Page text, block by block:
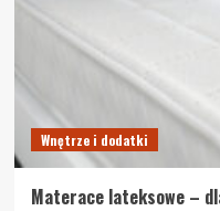
Wnętrze i dodatki
Materace lateksowe –